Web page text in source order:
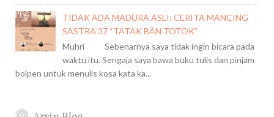
a
t
d
a
n
TIDAK ADA MADURA ASLI: CERITA MANCING
SASTRA 37 “TATAK BÂN TOTOK”
Muhri Sebenarnya saya tidak ingin bicara pada
waktu itu. Sengaja saya bawa buku tulis dan pinjam
bolpen untuk menulis kosa kata ka...